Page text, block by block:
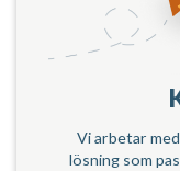
Vi arbetar
lösning som